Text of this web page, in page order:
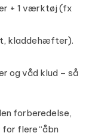
+ 1 værktøj (fx
kladdehæfter).
og våd klud – så
forberedelse,
for flere “åbn